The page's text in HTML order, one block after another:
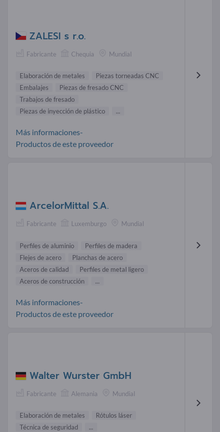
ZALESI s r.o.
Fabricante Chequia Mundial
Elaboración de metales
Piezas torneadas CNC
Embalajes
Piezas de fresado CNC
Trabajos de fresado
Piezas de inyección de plástico
...
Más informaciones-
Productos de este proveedor
ArcelorMittal S.A.
Fabricante Luxemburgo Mundial
Perfiles de aluminio
Perfiles de madera
Flejes de acero
Planchas de acero
Aceros de calidad
Perfiles de metal ligero
Aceros de construcción
...
Más informaciones-
Productos de este proveedor
Walter Wurster GmbH
Fabricante Alemania Mundial
Elaboración de metales
Rótulos láser
Técnica de seguridad
...